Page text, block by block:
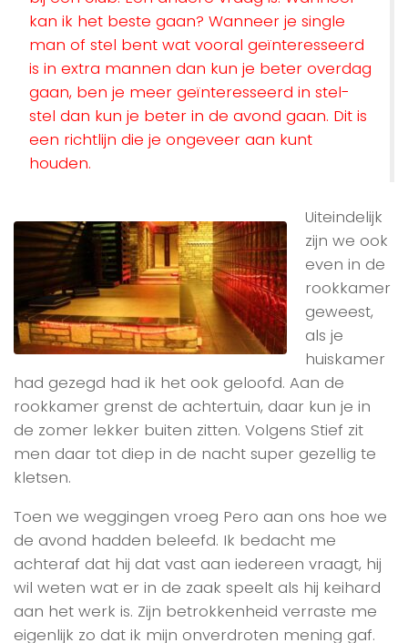
kan ik het beste gaan? Wanneer je single
man of stel bent wat vooral geïnteresseerd
is in extra mannen dan kun je beter overdag
gaan, ben je meer geïnteresseerd in stel-
stel dan kun je beter in de avond gaan. Dit is
een richtlijn die je ongeveer aan kunt
houden.
Uiteindelijk
zijn we ook
even in de
rookkamer
geweest,
als je
huiskamer
had gezegd had ik het ook geloofd. Aan de
rookkamer grenst de achtertuin, daar kun je in
de zomer lekker buiten zitten. Volgens Stief zit
men daar tot diep in de nacht super gezellig te
kletsen.
Toen we weggingen vroeg Pero aan ons hoe we
de avond hadden beleefd. Ik bedacht me
achteraf dat hij dat vast aan iedereen vraagt, hij
wil weten wat er in de zaak speelt als hij keihard
aan het werk is. Zijn betrokkenheid verraste me
eigenlijk zo dat ik mijn onverdroten mening gaf.